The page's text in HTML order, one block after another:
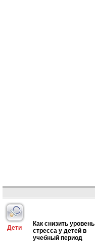
Дети
Как снизить уровень
стресса у детей в
учебный период